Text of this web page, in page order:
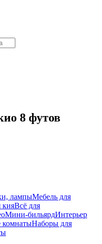
8 футов
лампыМебель для
кияВсё для
Мини-бильярдИнтерьер
комнатыНаборы для